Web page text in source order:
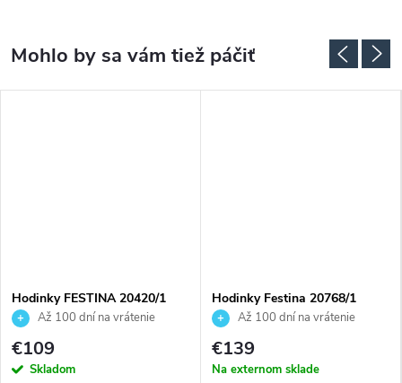
Hodinky FESTINA 20420/1
Až 100 dní na vrátenie
tovaru. Autorizovaný predajca.
€109
Skladom
Hodinky Festina 20768/1
Až 100 dní na vrátenie
tovaru. Autorizovaný predajca.
€139
Na externom sklade